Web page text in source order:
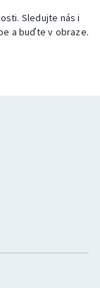
Sledujte nás i
a buďte v obraze.